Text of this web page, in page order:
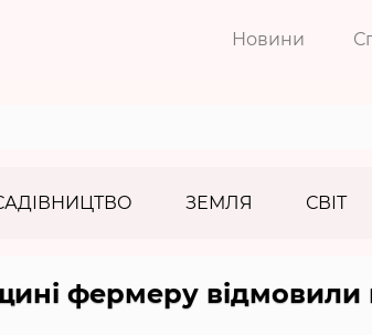
Новини
ЗЕМЛЯ СВІТ
фермеру відмовили